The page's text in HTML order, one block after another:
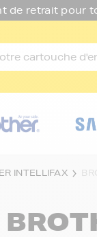
de retrait pour
INTELLIFAX